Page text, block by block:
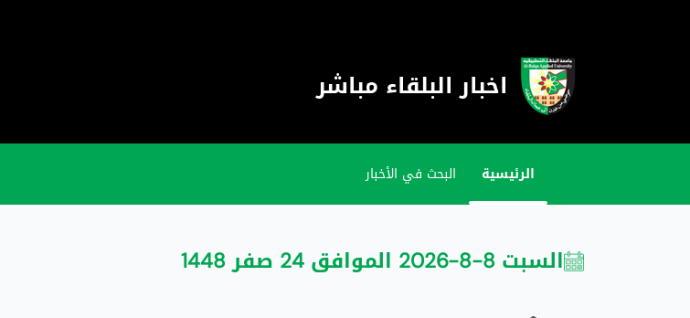
اخبار البلقاء مباشر
الرئيسية البحث في الأخبار
السبت 8-8-2026 الموافق 24 صفر 1448